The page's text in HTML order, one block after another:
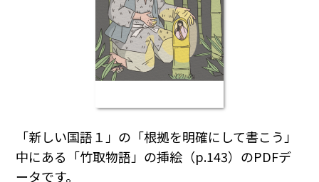
「新しい国語１」の「根拠を明確にして書こう」
中にある「竹取物語」の挿絵（p.143）のPDFデ
ータです。